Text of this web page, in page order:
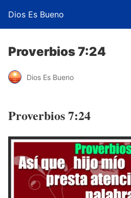
Dios Es Bueno
Proverbios 7:24
Dios Es Bueno
Proverbios 7:24